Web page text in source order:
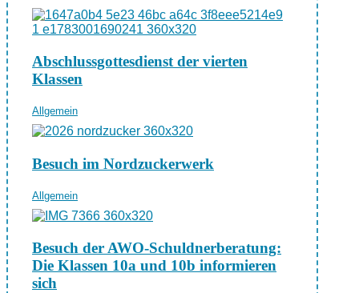
Abschlussgottesdienst der vierten
Klassen
Allgemein
Besuch im Nordzuckerwerk
Allgemein
Besuch der AWO-Schuldnerberatung:
Die Klassen 10a und 10b informieren
sich